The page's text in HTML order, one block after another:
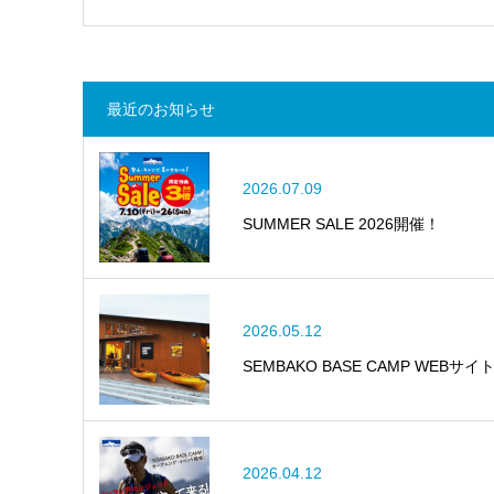
最近のお知らせ
2026.07.09
SUMMER SALE 2026開催！
2026.05.12
SEMBAKO BASE CAMP WEBサイ
2026.04.12